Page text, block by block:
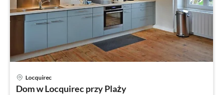
Locquirec
Dom w Locquirec przy Plaży